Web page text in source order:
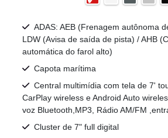
ADAS: AEB (Frenagem autônoma
LDW (Avisa de saída de pista) / AHB
automática do farol alto)
Capota marítima
Central multimídia com tela de 7'
CarPlay wireless e Android Auto
voz Bluetooth,MP3, Rádio AM/FM
Cluster de 7" full digital